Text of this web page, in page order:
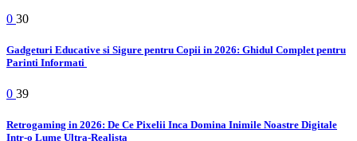
0 30
Gadgeturi Educative si Sigure pentru Copii in 2026: Ghidul Complet pentru
Parinti Informati
0 39
Retrogaming in 2026: De Ce Pixelii Inca Domina Inimile Noastre Digitale
Intr-o Lume Ultra-Realista